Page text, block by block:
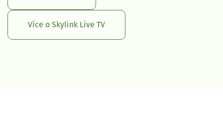
Více o Skylink Live TV